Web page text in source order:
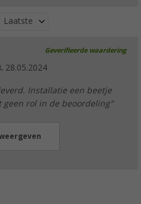
Laatste
Geverifieerde waardering
28.05.2024
Installatie een beetje
geen rol in de beoordeling"